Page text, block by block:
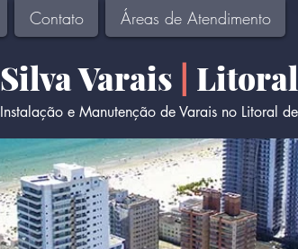
Contato Áreas de Atendimento
Silva Varais Litoral
Instalação e Manutenção de Varais no Litoral